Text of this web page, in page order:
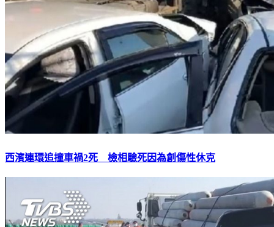
西濱連環追撞車禍2死 檢相驗死因為創傷性休克